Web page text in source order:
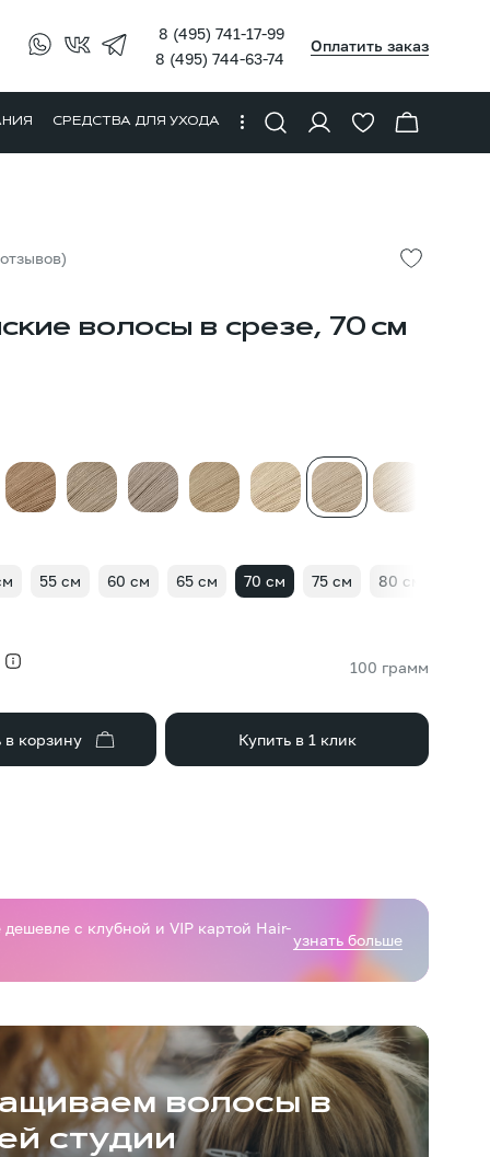
8 (495) 741-17-99
8 (495) 744-63-74
Оплатить заказ
СРЕДСТВА ДЛЯ УХОДА
волосы в срезе, 70 см
55 см 60 см 65 см 70 см 75 см 80 см
100 грамм
в корзину Купить в 1 клик
дешевле с клубной и VIP картой Hair-
узнать больше
волосы в
студии